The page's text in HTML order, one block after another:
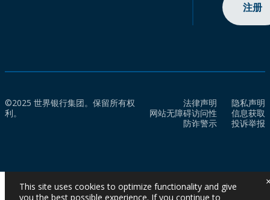
注册
©2025 世界银行集团。保留所有权
利。
法律声明
隐私声明
网站无障碍访问性
信息获取
防诈警示
投诉举报
This site uses cookies to optimize functionality and give
you the best possible experience. If you continue to